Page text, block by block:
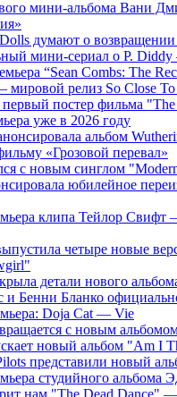
мини-альбома Вани
думают о
мини-сериал о P.
“Sean Combs: The
мировой релиз So Close
первый постер фильма
уже в 2026 году
альбом
«Грозовой перевал»
с новым синглом
юбилейное
клипа Тейлор Свифт
четыре новые
детали нового
и Бенни Бланко
Doja Cat — Vie
с новым
новый альбом "Am I
представили новый
студийного альбома
нам "The Dead Dance"